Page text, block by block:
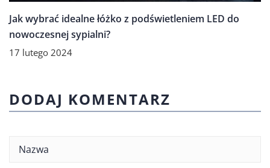
Jak wybrać idealne łóżko z podświetleniem LED do
nowoczesnej sypialni?
17 lutego 2024
DODAJ KOMENTARZ